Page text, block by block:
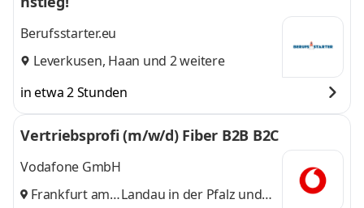
Berufsstarter.eu
Leverkusen, Haan und 2 weitere
in etwa 2 Stunden
Vertriebsprofi (m/w/d) Fiber B2B B2C
Vodafone GmbH
Frankfurt am
Landau in der Pfalz und